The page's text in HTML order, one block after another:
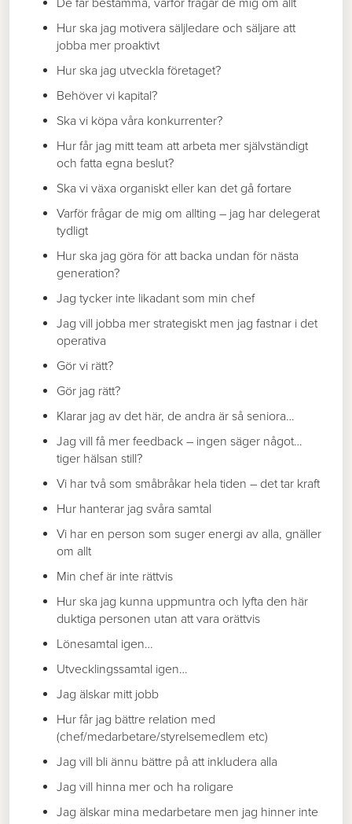
Hur ska jag motivera säljledare och säljare att
jobba mer proaktivt
Hur ska jag utveckla företaget?
Behöver vi kapital?
Ska vi köpa våra konkurrenter?
Hur får jag mitt team att arbeta mer självständigt
och fatta egna beslut?
Ska vi växa organiskt eller kan det gå fortare
Varför frågar de mig om allting – jag har delegerat
tydligt
Hur ska jag göra för att backa undan för nästa
generation?
Jag tycker inte likadant som min chef
Jag vill jobba mer strategiskt men jag fastnar i det
operativa
Gör vi rätt?
Gör jag rätt?
Klarar jag av det här, de andra är så seniora…
Jag vill få mer feedback – ingen säger något…
tiger hälsan still?
Vi har två som småbråkar hela tiden – det tar kraft
Hur hanterar jag svåra samtal
Vi har en person som suger energi av alla, gnäller
om allt
Min chef är inte rättvis
Hur ska jag kunna uppmuntra och lyfta den här
duktiga personen utan att vara orättvis
Lönesamtal igen…
Utvecklingssamtal igen…
Jag älskar mitt jobb
Hur får jag bättre relation med
(chef/medarbetare/styrelsemedlem etc)
Jag vill bli ännu bättre på att inkludera alla
Jag vill hinna mer och ha roligare
Jag älskar mina medarbetare men jag hinner inte